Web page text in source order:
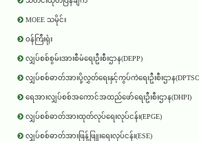
MOEE သမိုင်း
ဝန်ကြီးရုံး
လျှပ်စစ်စွမ်းအားစီမံရေးဦးစီးဌာန(DEPP)
လျှပ်စစ်ဓာတ်အားပို့လွှတ်ရေးနှင့်ကွပ်ကဲရေးဦးစီးဌာန
ရေအားလျှပ်စစ်အကောင်အထည်ဖော်ရေးဦးစီးဌာန(DHPI)
လျှပ်စစ်ဓာတ်အားထုတ်လုပ်ရေးလုပ်ငန်း(EPGE)
လျှပ်စစ်ဓာတ်အားဖြန့်ဖြူးရေးလုပ်ငန်း(ESE)